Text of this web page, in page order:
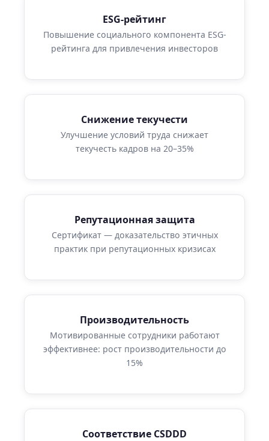
ESG-рейтинг
Повышение социального компонента ESG-
рейтинга для привлечения инвесторов
Снижение текучести
Улучшение условий труда снижает
текучесть кадров на 20–35%
Репутационная защита
Сертификат — доказательство этичных
практик при репутационных кризисах
Производительность
Мотивированные сотрудники работают
эффективнее: рост производительности до
15%
Соответствие CSDDD